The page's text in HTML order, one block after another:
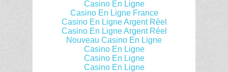
Casino En Ligne
Casino En Ligne France
Casino En Ligne Argent Réel
Casino En Ligne Argent Réel
Nouveau Casino En Ligne
Casino En Ligne
Casino En Ligne
Casino En Ligne